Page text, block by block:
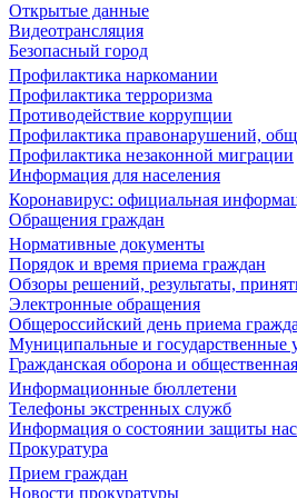
Открытые данные
Видеотрансляция
Безопасный город
Профилактика наркомании
Профилактика терроризма
Противодействие коррупции
Профилактика правонарушений,
Профилактика незаконной миграции
Информация для населения
Коронавирус: официальная
Обращения граждан
Нормативные документы
Порядок и время приема граждан
Обзоры решений, результаты,
Электронные обращения
Общероссийский день приема
Муниципальные и государственные
Гражданская оборона и
Информационные бюллетени
Телефоны экстренных служб
Информация о состоянии защиты
Прокуратура
Прием граждан
Новости прокуратуры